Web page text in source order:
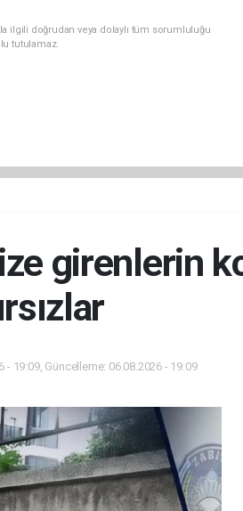
ilgili doğrudan veya dolaylı tüm sorumluluğu
tutulamaz.
girenlerin
- 19:09, Güncelleme: 06.08.2026 - 19:09